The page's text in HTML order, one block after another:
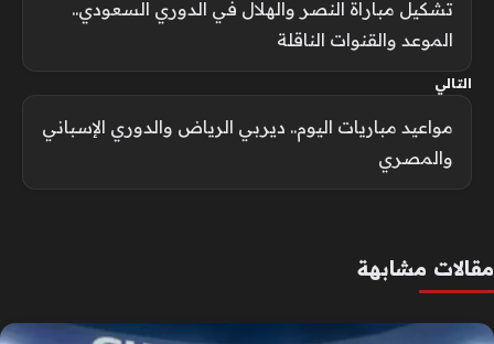
تشكيل مباراة النصر والهلال في الدوري السعودي..
الموعد والقنوات الناقلة
التالي
مواعيد مباريات اليوم.. ديربي الرياض والدوري الإسباني
والمصري
مقالات مشابهة